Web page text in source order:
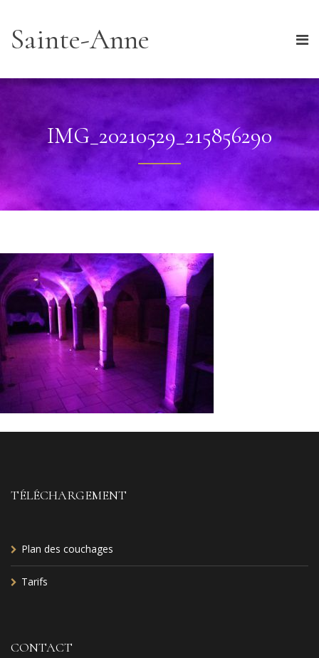
Sainte-Anne
IMG_20210529_215856290
TÉLÉCHARGEMENT
Plan des couchages
Tarifs
CONTACT